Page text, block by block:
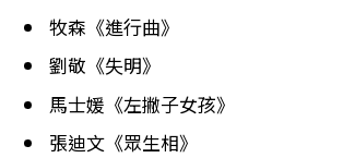
牧森《進行曲》
劉敬《失明》
馬士媛《左撇子女孩》
張迪文《眾生相》